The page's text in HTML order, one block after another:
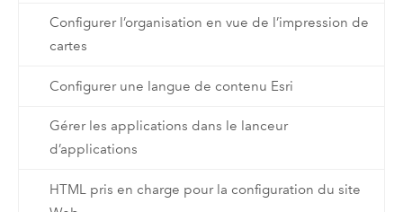
Configurer l’organisation en vue de l’impression de
cartes
Configurer une langue de contenu Esri
Gérer les applications dans le lanceur
d’applications
HTML pris en charge pour la configuration du site